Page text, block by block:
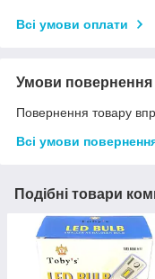
Всі умови оплати
Умови повернення
Повернення товару
Всі умови
Подібні товари